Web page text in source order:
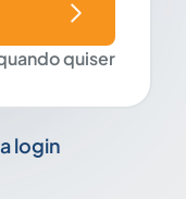
quiser
login